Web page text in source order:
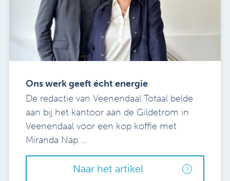
Ons werk geeft écht energie
De redactie van Veenendaal Totaal belde
aan bij het kantoor aan de Gildetrom in
Veenendaal voor een kop koffie met
Miranda Nap ...
Naar het artikel